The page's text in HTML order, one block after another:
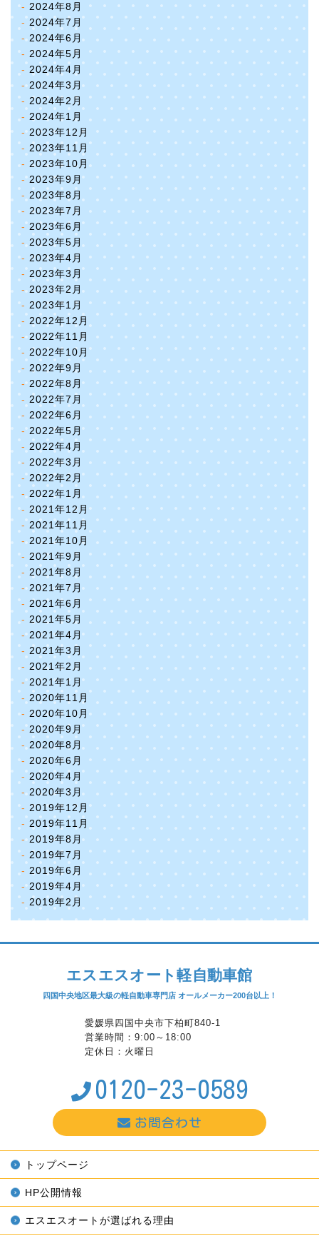
2024年8月
2024年7月
2024年6月
2024年5月
2024年4月
2024年3月
2024年2月
2024年1月
2023年12月
2023年11月
2023年10月
2023年9月
2023年8月
2023年7月
2023年6月
2023年5月
2023年4月
2023年3月
2023年2月
2023年1月
2022年12月
2022年11月
2022年10月
2022年9月
2022年8月
2022年7月
2022年6月
2022年5月
2022年4月
2022年3月
2022年2月
2022年1月
2021年12月
2021年11月
2021年10月
2021年9月
2021年8月
2021年7月
2021年6月
2021年5月
2021年4月
2021年3月
2021年2月
2021年1月
2020年11月
2020年10月
2020年9月
2020年8月
2020年6月
2020年4月
2020年3月
2019年12月
2019年11月
2019年8月
2019年7月
2019年6月
2019年4月
2019年2月
エスエスオート軽自動車館
四国中央地区最大級の軽自動車専門店 オールメーカー200台以上！
愛媛県四国中央市下柏町840-1
営業時間：9:00～18:00
定休日：火曜日
0120-23-0589
お問合わせ
トップページ
HP公開情報
エスエスオートが選ばれる理由